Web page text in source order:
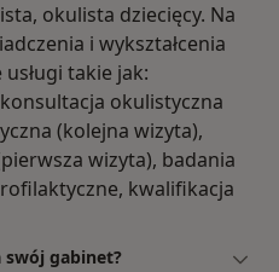
okulista dziecięcy. Na
i wykształcenia
takie jak:
okulistyczna
(kolejna wizyta),
wizyta), badania
kwalifikacja
swój gabinet?